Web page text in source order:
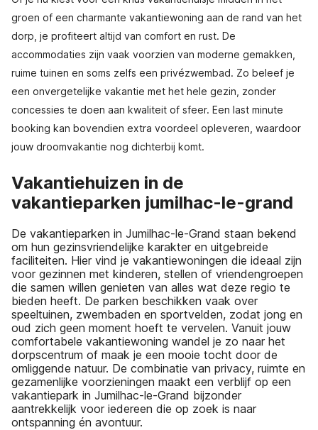
groen of een charmante vakantiewoning aan de rand van het
dorp, je profiteert altijd van comfort en rust. De
accommodaties zijn vaak voorzien van moderne gemakken,
ruime tuinen en soms zelfs een privézwembad. Zo beleef je
een onvergetelijke vakantie met het hele gezin, zonder
concessies te doen aan kwaliteit of sfeer. Een last minute
booking kan bovendien extra voordeel opleveren, waardoor
jouw droomvakantie nog dichterbij komt.
Vakantiehuizen in de
vakantieparken jumilhac-le-grand
De vakantieparken in Jumilhac-le-Grand staan bekend
om hun gezinsvriendelijke karakter en uitgebreide
faciliteiten. Hier vind je vakantiewoningen die ideaal zijn
voor gezinnen met kinderen, stellen of vriendengroepen
die samen willen genieten van alles wat deze regio te
bieden heeft. De parken beschikken vaak over
speeltuinen, zwembaden en sportvelden, zodat jong en
oud zich geen moment hoeft te vervelen. Vanuit jouw
comfortabele vakantiewoning wandel je zo naar het
dorpscentrum of maak je een mooie tocht door de
omliggende natuur. De combinatie van privacy, ruimte en
gezamenlijke voorzieningen maakt een verblijf op een
vakantiepark in Jumilhac-le-Grand bijzonder
aantrekkelijk voor iedereen die op zoek is naar
ontspanning én avontuur.